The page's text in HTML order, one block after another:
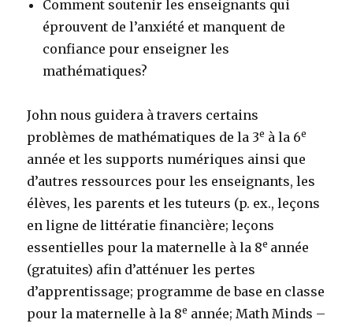
Comment soutenir les enseignants qui
éprouvent de l’anxiété et manquent de
confiance pour enseigner les
mathématiques?
John nous guidera à travers certains
problèmes de mathématiques de la 3e à la 6e
année et les supports numériques ainsi que
d’autres ressources pour les enseignants, les
élèves, les parents et les tuteurs (p. ex., leçons
en ligne de littératie financière; leçons
essentielles pour la maternelle à la 8e année
(gratuites) afin d’atténuer les pertes
d’apprentissage; programme de base en classe
pour la maternelle à la 8e année; Math Minds –